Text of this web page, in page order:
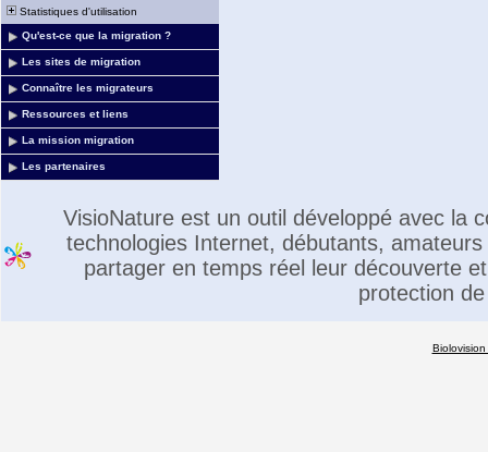
Statistiques d'utilisation
Qu'est-ce que la migration ?
Les sites de migration
Connaître les migrateurs
Ressources et liens
La mission migration
Les partenaires
VisioNature est un outil développé avec la
technologies Internet, débutants,
partager en temps réel leur découverte
protection
Biolovision